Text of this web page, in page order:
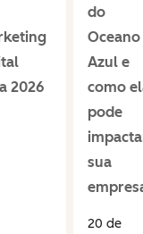
2026
do
Oceano
Azul e
como
pode
sua
20 de